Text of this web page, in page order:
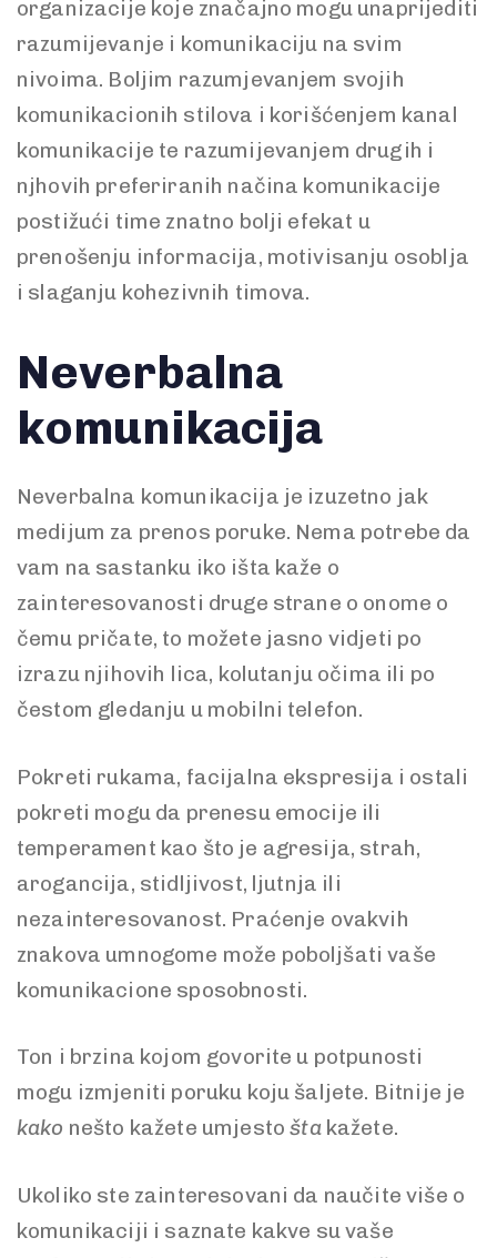
organizacije koje značajno mogu unaprijediti
razumijevanje i komunikaciju na svim
nivoima. Boljim razumjevanjem svojih
komunikacionih stilova i korišćenjem kanal
komunikacije te razumijevanjem drugih i
njhovih preferiranih načina komunikacije
postižući time znatno bolji efekat u
prenošenju informacija, motivisanju osoblja
i slaganju kohezivnih timova.
Neverbalna
komunikacija
Neverbalna komunikacija je izuzetno jak
medijum za prenos poruke. Nema potrebe da
vam na sastanku iko išta kaže o
zainteresovanosti druge strane o onome o
čemu pričate, to možete jasno vidjeti po
izrazu njihovih lica, kolutanju očima ili po
čestom gledanju u mobilni telefon.
Pokreti rukama, facijalna ekspresija i ostali
pokreti mogu da prenesu emocije ili
temperament kao što je agresija, strah,
arogancija, stidljivost, ljutnja ili
nezainteresovanost. Praćenje ovakvih
znakova umnogome može poboljšati vaše
komunikacione sposobnosti.
Ton i brzina kojom govorite u potpunosti
mogu izmjeniti poruku koju šaljete. Bitnije je
kako nešto kažete umjestošta kažete.
Ukoliko ste zainteresovani da naučite više o
komunikaciji i saznate kakve su vaše